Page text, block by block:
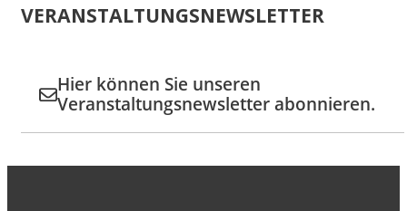
VERANSTALTUNGSNEWSLETTER
Hier können Sie unseren
Veranstaltungsnewsletter abonnieren.